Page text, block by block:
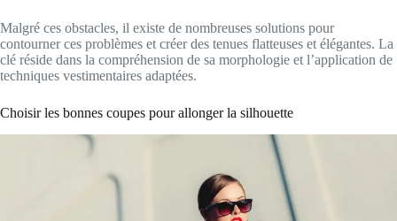
Malgré ces obstacles, il existe de nombreuses solutions pour
contourner ces problèmes et créer des tenues flatteuses et élégantes. La
clé réside dans la compréhension de sa morphologie et l’application de
techniques vestimentaires adaptées.
Choisir les bonnes coupes pour allonger la silhouette